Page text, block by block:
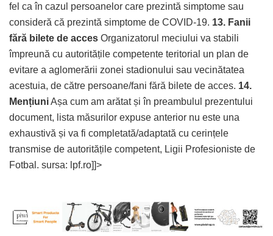
fel ca în cazul persoanelor care prezintă simptome sau
consideră că prezintă simptome de COVID-19. 13. Fanii
fără bilete de acces Organizatorul meciului va stabili
împreună cu autoritățile competente teritorial un plan de
evitare a aglomerării zonei stadionului sau vecinătatea
acestuia, de către persoane/fani fără bilete de acces. 14.
MențiuniAșa cum am arătat și în preambulul prezentului
document, lista măsurilor expuse anterior nu este una
exhaustivă și va fi completată/adaptată cu cerințele
transmise de autoritățile competent, Ligii Profesioniste de
Fotbal. sursa: lpf.ro]]>